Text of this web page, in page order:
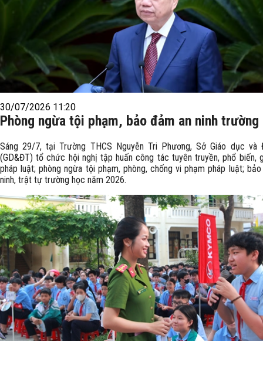
30/07/2026 11:20
Phòng ngừa tội phạm, bảo đảm an ninh trường
Sáng 29/7, tại Trường THCS Nguyễn Tri Phương, Sở Giáo dục và
(GD&ĐT) tổ chức hội nghị tập huấn công tác tuyên truyền, phổ biến,
pháp luật; phòng ngừa tội phạm, phòng, chống vi phạm pháp luật;
ninh, trật tự trường học năm 2026.